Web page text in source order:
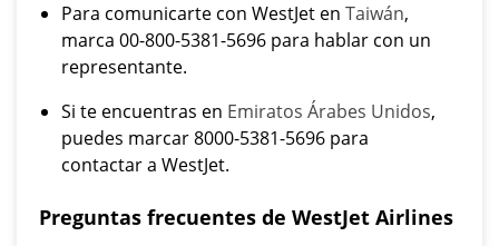
Para comunicarte con WestJet en Taiwán,
marca 00-800-5381-5696 para hablar con un
representante.
Si te encuentras en Emiratos Árabes Unidos,
puedes marcar 8000-5381-5696 para
contactar a WestJet.
Preguntas frecuentes de WestJet Airlines